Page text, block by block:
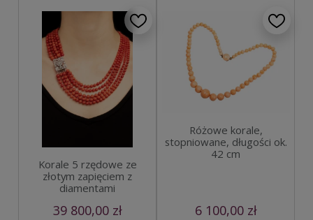
Korale 5 rzędowe ze
złotym zapięciem z
diamentami
39 800,00 zł
Różowe korale,
stopniowane, długości ok.
42 cm
6 100,00 zł